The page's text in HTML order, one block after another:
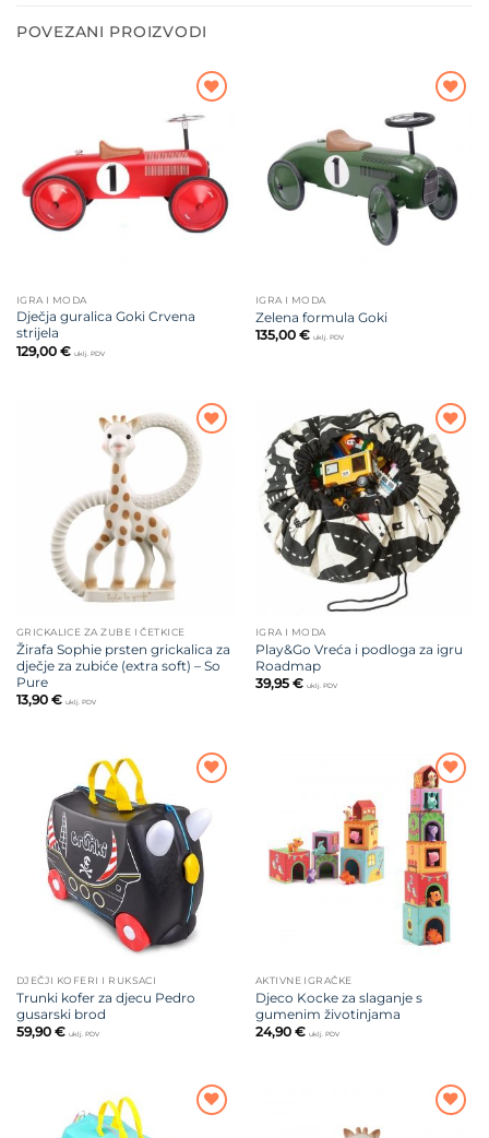
POVEZANI PROIZVODI
Dodajte
na listu
želja
IGRA I MODA
Dječja guralica Goki Crvena
strijela
129,00 € uklj. PDV
Dodajte
na listu
IGRA I MODA
Zelena formula Goki
135,00 € uklj. PDV
Dodajte
na listu
želja
GRICKALICE ZA ZUBE I ČETKICE
Žirafa Sophie prsten grickalica za
dječje za zubiće (extra soft) – So
Pure
13,90 € uklj. PDV
Dodajte
na listu
želja
IGRA I MODA
Play&Go Vreća i podloga za igru
Roadmap
39,95 € uklj. PDV
na listu
želja
DJEČJI KOFERI I RUKSACI
Trunki kofer za djecu Pedro
gusarski brod
59,90 € uklj. PDV
Dodajte
na listu
želja
AKTIVNE IGRAČKE
Djeco Kocke za slaganje s
gumenim životinjama
24,90 € uklj. PDV